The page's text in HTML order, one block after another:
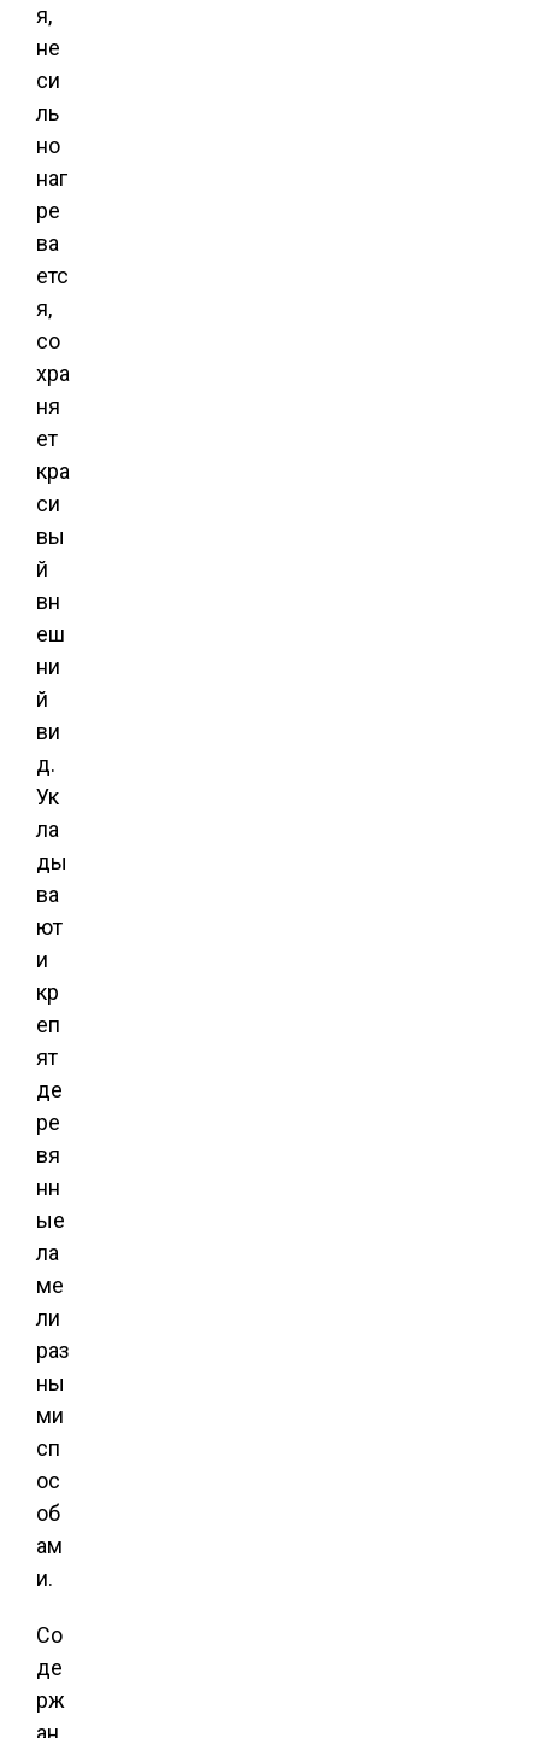
я,
не
си
ль
но
наг
ре
ва
етс
я,
со
хра
ня
ет
кра
си
вы
й
вн
еш
ни
й
ви
д.
Ук
ла
ды
ва
ют
и
кр
еп
ят
де
ре
вя
нн
ые
ла
ме
ли
раз
ны
ми
сп
ос
об
ам
и.
Со
де
рж
ан